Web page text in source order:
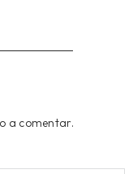
a comentar.